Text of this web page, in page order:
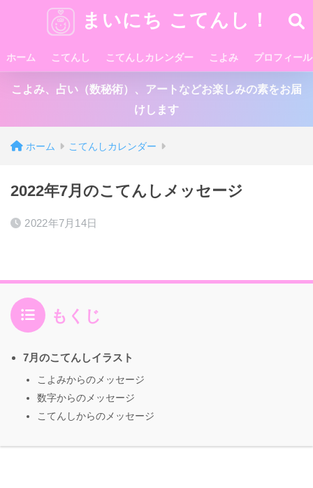
まいにち こてんし！
ホーム こてんし こてんしカレンダー こよみ プロフィール
こよみ、占い（数秘術）、アートなどお楽しみの素をお届
けします
ホーム こてんしカレンダー
2022年7月のこてんしメッセージ
2022年7月14日
もくじ
7月のこてんしイラスト
こよみからのメッセージ
数字からのメッセージ
こてんしからのメッセージ